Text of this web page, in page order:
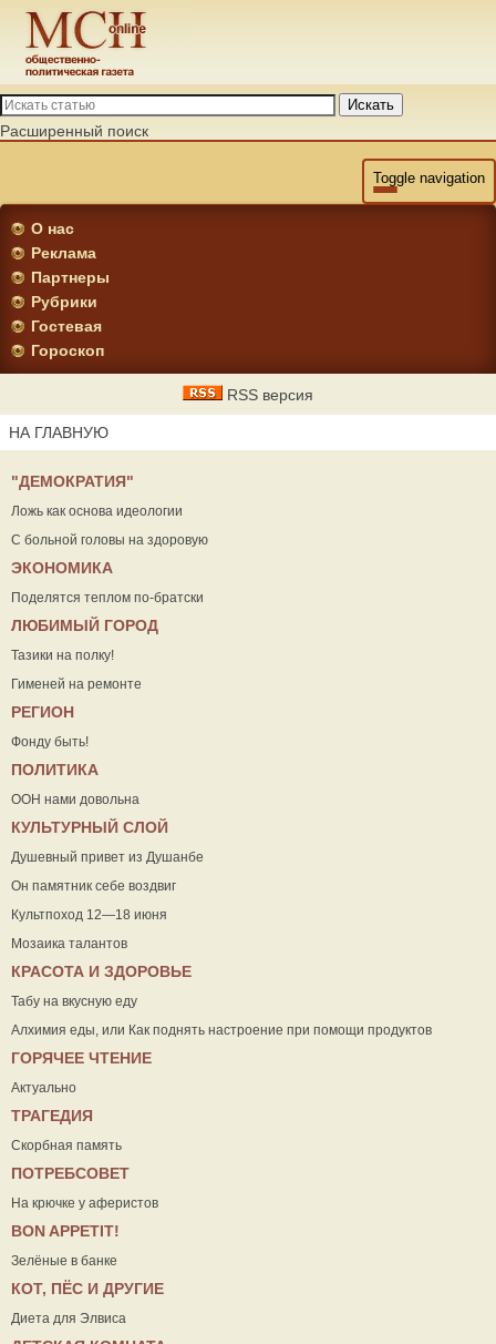
Искать
Расширенный поиск
Toggle navigation
О нас
Реклама
Партнеры
Рубрики
Гостевая
Гороскоп
RSS версия
НА ГЛАВНУЮ
"ДЕМОКРАТИЯ"
Ложь как основа идеологии
С больной головы на здоровую
ЭКОНОМИКА
Поделятся теплом по-братски
ЛЮБИМЫЙ ГОРОД
Тазики на полку!
Гименей на ремонте
РЕГИОН
Фонду быть!
ПОЛИТИКА
ООН нами довольна
КУЛЬТУРНЫЙ СЛОЙ
Душевный привет из Душанбе
Он памятник себе воздвиг
Культпоход 12—18 июня
Мозаика талантов
КРАСОТА И ЗДОРОВЬЕ
Табу на вкусную еду
Алхимия еды, или Как поднять настроение при помощи продуктов
ГОРЯЧЕЕ ЧТЕНИЕ
Актуально
ТРАГЕДИЯ
Скорбная память
ПОТРЕБСОВЕТ
На крючке у аферистов
ВON APPETIT!
Зелёные в банке
КОТ, ПЁС И ДРУГИЕ
Диета для Элвиса